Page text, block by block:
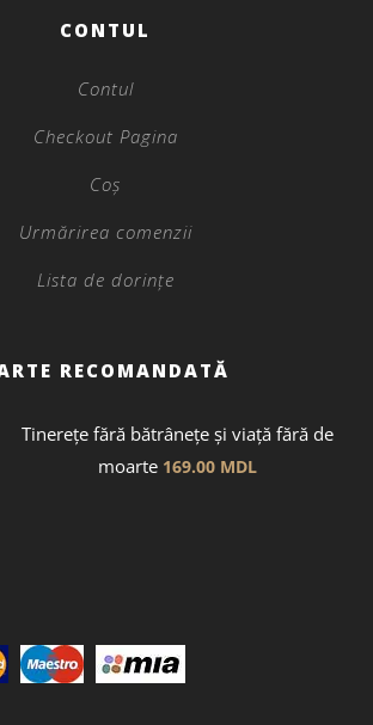
CONTUL
Contul
Checkout Pagina
Coș
Urmărirea comenzii
Lista de dorințe
RECOMANDATĂ
Tinerețe fără bătrânețe și viață fără de
moarte 169.00 MDL